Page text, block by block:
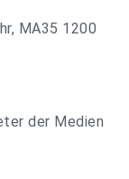
MA35 1200
der Medien